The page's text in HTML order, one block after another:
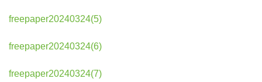
freepaper20240324(5)
freepaper20240324(6)
freepaper20240324(7)